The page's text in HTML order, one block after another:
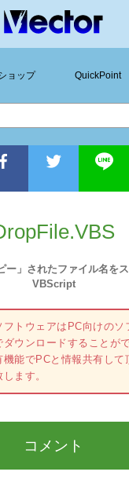
ョップ QuickPoint
ー」されたファイル名を
VBScript
トウェアはPC向けのソ
ウンロードすることが
能でPCと情報共有して
ます。
コメント